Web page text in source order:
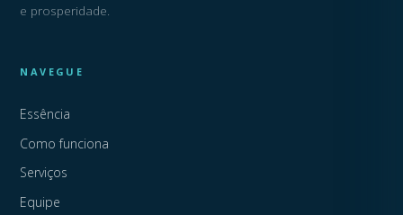
e prosperidade.
NAVEGUE
Essência
Como funciona
Serviços
Equipe